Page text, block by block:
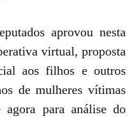
aprovou nesta
virtual, proposta
aos filhos e outros
de mulheres vítimas
para análise do